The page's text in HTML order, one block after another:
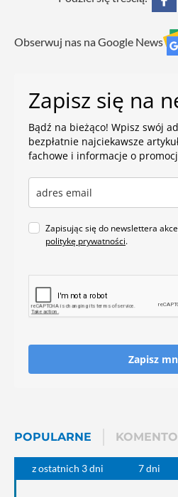
Obserwuj nas na Google News
Zapisz się na
Bądź na bieżąco! Wpisz swój
bezpłatnie najciekawsze
fachowe i informacje o
Zapisując się do newslettera
politykę prywatności.
Zapisz
POPULARNE
z ostatnich 3 dni 7 dni